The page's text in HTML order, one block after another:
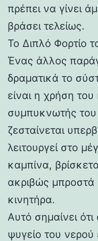
πρέπει να γίνει
βράσει τελείως.
Το Διπλό Φορτίο
Ένας άλλος
δραματικά το
είναι η χρήση
συμπυκνωτής του
ζεσταίνεται
λειτουργεί στο
καμπίνα,
ακριβώς μπροστά
κινητήρα.
Αυτό σημαίνει
ψυγείο του νερού